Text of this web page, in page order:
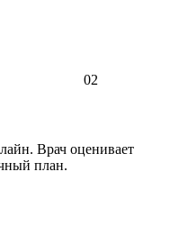
02
Врач оценивает
план.